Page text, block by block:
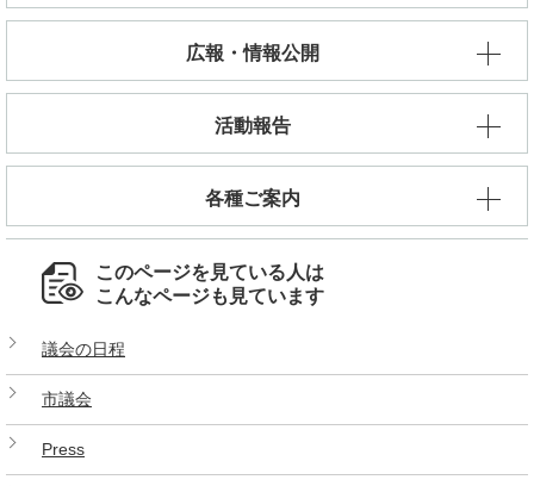
広報・情報公開
活動報告
各種ご案内
このページを見ている人は
こんなページも見ています
議会の日程
市議会
Press